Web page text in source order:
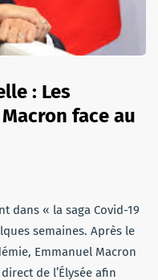
: Les
face au
dans « la saga Covid-19
semaines. Après le
Emmanuel Macron
de l’Élysée afin